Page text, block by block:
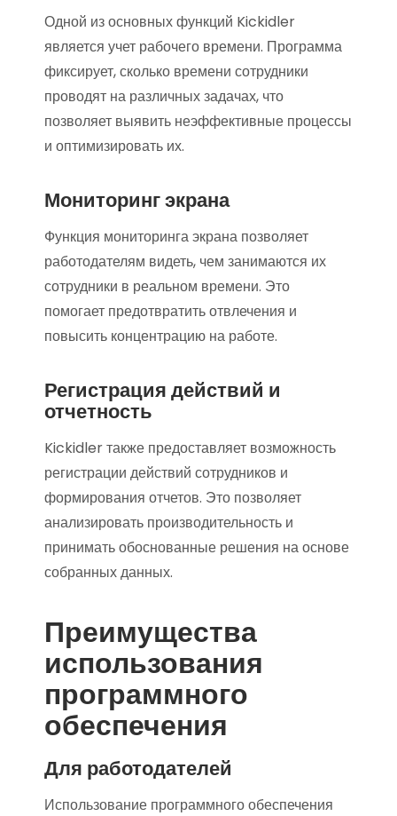
Одной из основных функций Kickidler
является учет рабочего времени. Программа
фиксирует, сколько времени сотрудники
проводят на различных задачах, что
позволяет выявить неэффективные процессы
и оптимизировать их.
Мониторинг экрана
Функция мониторинга экрана позволяет
работодателям видеть, чем занимаются их
сотрудники в реальном времени. Это
помогает предотвратить отвлечения и
повысить концентрацию на работе.
Регистрация действий и
отчетность
Kickidler также предоставляет возможность
регистрации действий сотрудников и
формирования отчетов. Это позволяет
анализировать производительность и
принимать обоснованные решения на основе
собранных данных.
Преимущества
использования
программного
обеспечения
Для работодателей
Использование программного обеспечения